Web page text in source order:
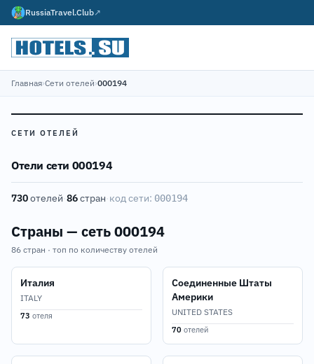
RussiaTravel.Club↗
Главная›Сети отелей›000194
СЕТИ ОТЕЛЕЙ
Отели сети 000194
730отелей·86стран·код сети: 000194
Страны — сеть 000194
86 стран · топ по количеству отелей
Италия
ITALY
73 отеля
Соединенные Штаты
Америки
UNITED STATES
70 отелей